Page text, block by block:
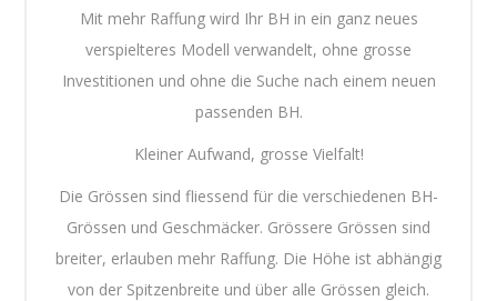
Mit mehr Raffung wird Ihr BH in ein ganz neues
verspielteres Modell verwandelt, ohne grosse
Investitionen und ohne die Suche nach einem neuen
passenden BH.
Kleiner Aufwand, grosse Vielfalt!
Die Grössen sind fliessend für die verschiedenen BH-
Grössen und Geschmäcker. Grössere Grössen sind
breiter, erlauben mehr Raffung. Die Höhe ist abhängig
von der Spitzenbreite und über alle Grössen gleich.